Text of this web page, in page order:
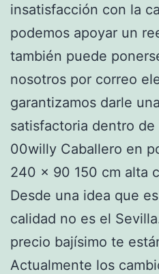
insatisfacción con la
podemos apoyar un
también puede
nosotros por correo
garantizamos darle
satisfactoria dentro
00willy Caballero en
240 x 90 150 cm alta
Desde una idea que
calidad no es el
precio bajísimo te
Actualmente los